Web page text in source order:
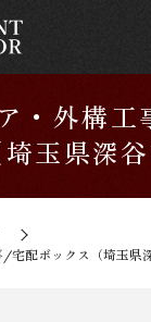
・外構
玉県深谷
配ボックス（埼玉県